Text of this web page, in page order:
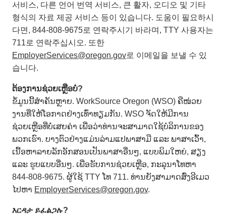
서비스, 다른 언어 번역 서비스, 큰 활자, 오디오 및 기타
형식의 자료 제공 서비스 등이 있습니다. 도움이 필요하시
다면, 844-808-9675로 연락주시기 바라며, TTY 사용자는
711로 연락주십시오. 또한
EmployerServices@oregon.gov로 이메일을 보낼 수 있
습니다.
ຕ້ອງການຊ່ວຍເຫຼືອບໍ?
ຂໍ້ມູນນີ້ສຳຄັນຫຼາຍ. WorkSource Oregon (WSO) ຄືໜ່ວຍ
ງານທີ່ໃຫ້ໂອກາດຢ່າງເທົ່າທຽມກັນ. WSO ຈັດໃຫ້ມີການ
ຊ່ວຍເຫຼືອທີ່ບໍ່ເສຍຄ່າ ເພື່ອວ່າທ່ານຈະສາມາດໃຊ້ບໍລິການຂອງ
ພວກເຮົາ. ບາງຕົວຢ່າງແມ່ນລ່າມແປພາສາມື ແລະ ພາສາເວົ້າ,
ເນື້ອຫາລາຍລັກອັກສອນເປັນພາສາອື່ນໆ, ແບບພິມໃຫຍ່, ສຽງ
ແລະ ຮູບແບບອື່ນໆ. ເພື່ອຮັບການຊ່ວຍເຫຼືອ, ກະລຸນາໂທຫາ
844-808-9675. ຜູ້ໃຊ້ TTY ໂທ 711. ທ່ານຍັງສາມາດສົ່ງອີເມວ
ໄປຫາ EmployerServices@oregon.gov.
እርዳታ ይፈልጋሉ?